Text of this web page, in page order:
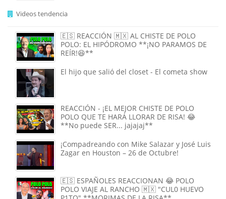
Videos tendencia
🇪🇸 REACCIÓN 🇲🇽 AL CHISTE DE POLO
POLO: EL HIPÓDROMO **¡NO PARAMOS DE
REÍR!😆**
El hijo que salió del closet - El cometa show
REACCIÓN - ¡EL MEJOR CHISTE DE POLO
POLO QUE TE HARÁ LLORAR DE RISA! 😂
**No puede SER... jajajaj**
¡Compadreando con Mike Salazar y José Luis
Zagar en Houston – 26 de Octubre!
🇪🇸 ESPAÑOLES REACCIONAN 😂 POLO
POLO VIAJE AL RANCHO 🇲🇽 "CUL0 HUEVO